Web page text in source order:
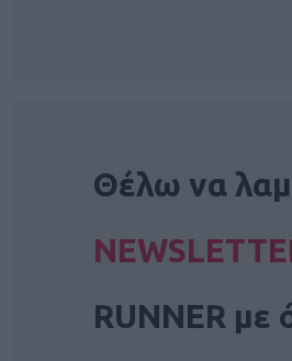
Θέλω να
RUNNER με